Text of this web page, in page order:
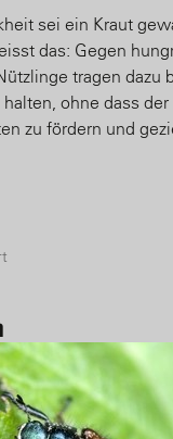
sei ein Kraut
das: Gegen
tragen dazu
ohne dass
zu fördern und